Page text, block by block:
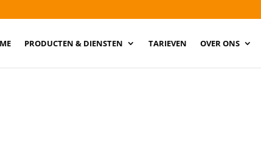
PRODUCTEN & DIENSTEN TARIEVEN OVER ONS